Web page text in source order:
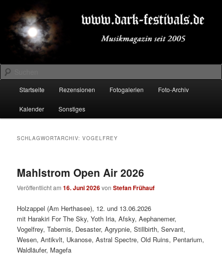
primären
Inhalt
springen
sekundären
Inhalt
springenDARK-FESTIVALS.DE
Suchen
Startseite Rezensionen Fotogalerien Foto-Archiv
Kalender Sonstiges
SCHLAGWORTARCHIV:VOGELFREY
Mahlstrom Open Air 2026
Veröffentlicht am16. Juni 2026vonStefan Frühauf
Holzappel (Am Herthasee), 12. und 13.06.2026
mit Harakiri For The Sky, Yoth Iria, Afsky, Aephanemer,
Vogelfrey, Tabernis, Desaster, Agrypnie, Stillbirth, Servant,
Wesen, Antikvlt, Ukanose, Astral Spectre, Old Ruins, Pentarium,
Waldläufer, Magefa